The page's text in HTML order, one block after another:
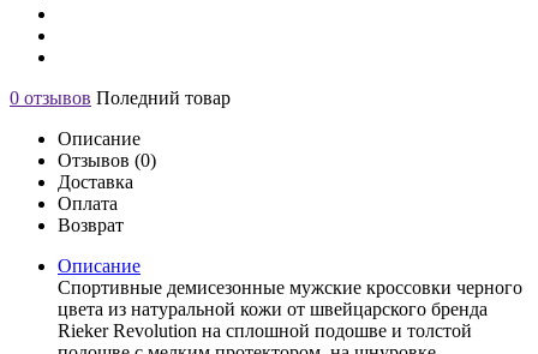
0 отзывов Поледний товар
Описание
Отзывов (0)
Доставка
Оплата
Возврат
Описание
Спортивные демисезонные мужские кроссовки черного
цвета из натуральной кожи от швейцарского бренда
Rieker Revolution на сплошной подошве и толстой